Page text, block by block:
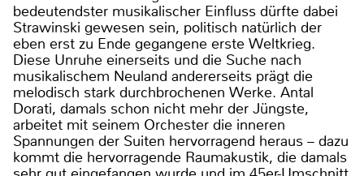
bedeutendster musikalischer Einfluss dürfte dabei
Strawinski gewesen sein, politisch natürlich der
eben erst zu Ende gegangene erste Weltkrieg.
Diese Unruhe einerseits und die Suche nach
musikalischem Neuland andererseits prägt die
melodisch stark durchbrochenen Werke. Antal
Dorati, damals schon nicht mehr der Jüngste,
arbeitet mit seinem Orchester die inneren
Spannungen der Suiten hervorragend heraus – dazu
kommt die hervorragende Raumakustik, die damals